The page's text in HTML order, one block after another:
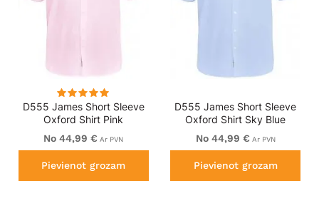
D555 James Short Sleeve
Oxford Shirt Pink
No 44,99 € Ar PVN
Pievienot grozam
D555 James Short Sleeve
Oxford Shirt Sky Blue
No 44,99 € Ar PVN
Pievienot grozam